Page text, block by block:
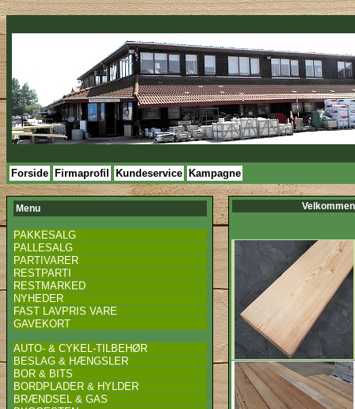
Forside Firmaprofil Kundeservice Kampagne
Menu
PAKKESALG
PALLESALG
PARTIVARER
RESTPARTI
RESTMARKED
NYHEDER
FAST LAVPRIS VARE
GAVEKORT
AUTO- & CYKEL-TILBEHØR
BESLAG & HÆNGSLER
BOR & BITS
BORDPLADER & HYLDER
BRÆNDSEL & GAS